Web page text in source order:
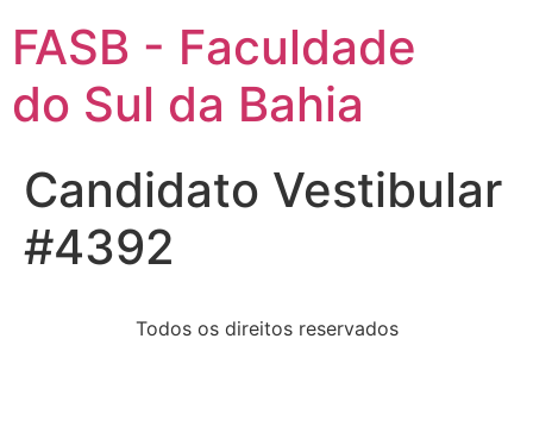
FASB - Faculdade
do Sul da Bahia
Candidato Vestibular
#4392
Todos os direitos reservados